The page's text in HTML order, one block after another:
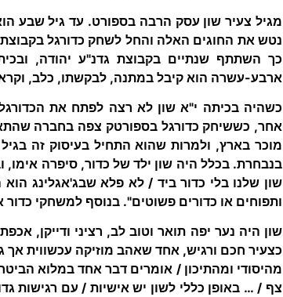
מגיל צעיר שון עסק הרבה בספורט. עד גיל שבע
נטש את החוגים האלה והחל לשחק כדורגל
כך השתתף שנתיים בקבוצת גדנ"ע יהודה,
ארבע-עשרה הוא קיבל במתנה, לבקשתו, כלב, וקרא
כשהיה בכיתה י"א שון לא רצה לפתח את
אחר, כששיחק כדורגל בספורטק צפה בחברה
מוכר בארץ, ולמרות שהוא התחיל בעיסוק זה
בנבחרת. בכלל היה שון ילד של כדור, סיפרה אימו,
שון שלנו בלי כדור ביד / לא פלא שבג'אגלינג
ותפוחים או כדורים פשוטים". בנוסף למשחקי
שון היה נער יפה תואר וטוב לב, רציני ודייקן,
כצעיר חכם ורגיש, אחד שאהב מוזיקה עכשווית אך
מהיסודי ומהתיכון / אומרים דבר אחד במלוא
צף / … באופן כללי לשון יש אישיות / עם רגישות